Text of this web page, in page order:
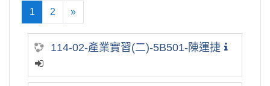
1
(current)
2
»
往後
114-02-產業實習(二)-5B501-陳運捷